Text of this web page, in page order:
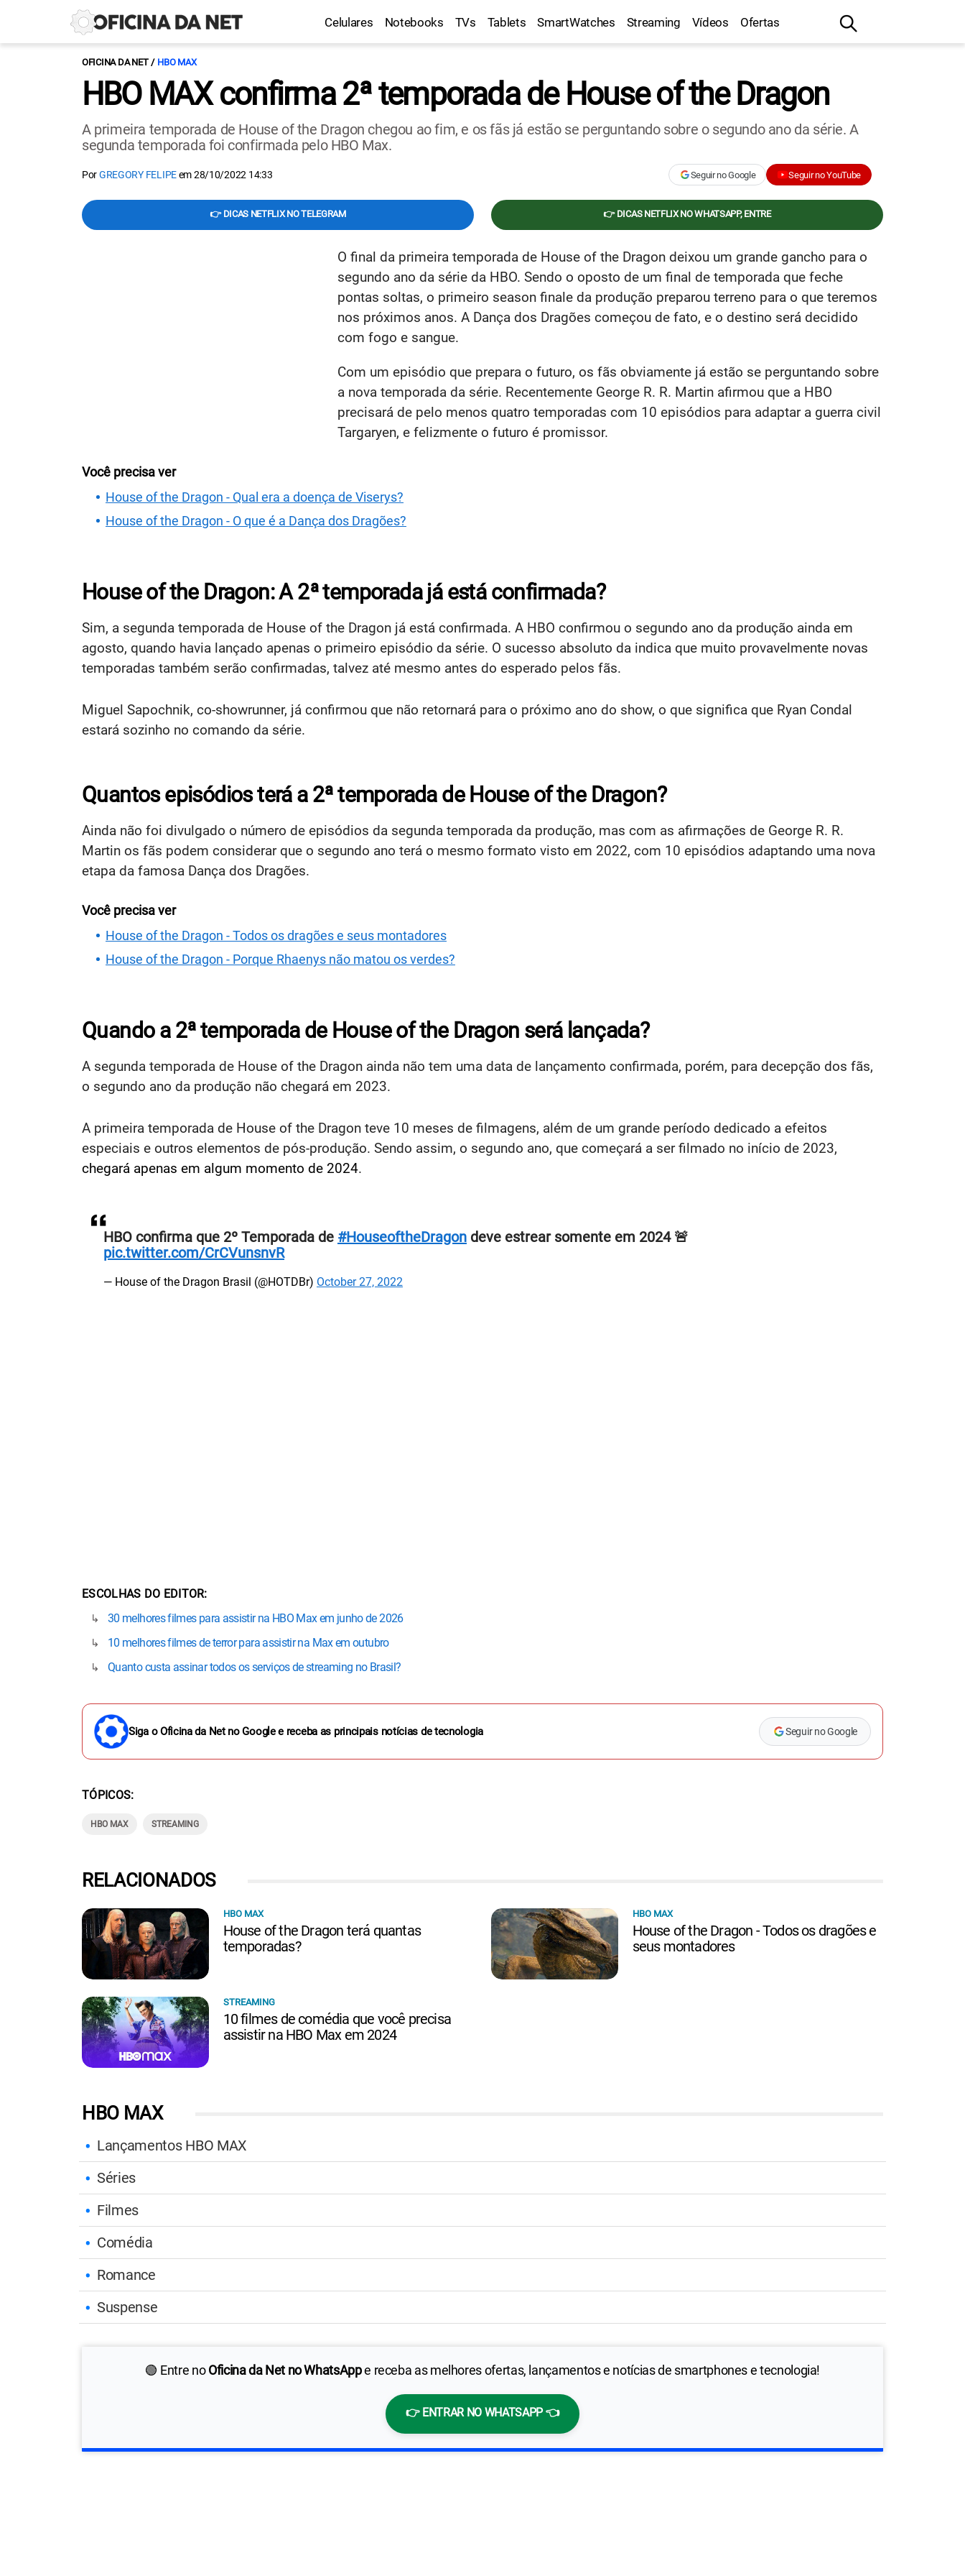
Celulares Notebooks TVs Tablets SmartWatches Streaming Vídeos Ofertas
OFICINA DA NET HBO MAX
HBO MAX confirma 2ª temporada de House of the Dragon
A primeira temporada de House of the Dragon chegou ao fim, e os fãs já estão se perguntando sobre o segundo ano da série. A
segunda temporada foi confirmada pelo HBO Max.
PorGREGORY FELIPEem28/10/2022 14:33 Seguir no Google Seguir no YouTube
👉 DICAS NETFLIX NO TELEGRAM 👉 DICAS NETFLIX NO WHATSAPP, ENTRE
O final da primeira temporada de House of the Dragon deixou um grande gancho para o
segundo ano da série da HBO. Sendo o oposto de um final de temporada que feche
pontas soltas, o primeiro season finale da produção preparou terreno para o que teremos
nos próximos anos. A Dança dos Dragões começou de fato, e o destino será decidido
com fogo e sangue.
Com um episódio que prepara o futuro, os fãs obviamente já estão se perguntando sobre
a nova temporada da série. Recentemente George R. R. Martin afirmou que a HBO
precisará de pelo menos quatro temporadas com 10 episódios para adaptar a guerra civil
Targaryen, e felizmente o futuro é promissor.
Você precisa ver
House of the Dragon - Qual era a doença de Viserys?
House of the Dragon - O que é a Dança dos Dragões?
House of the Dragon: A 2ª temporada já está confirmada?
Sim, a segunda temporada de House of the Dragon já está confirmada. A HBO confirmou o segundo ano da produção ainda em
agosto, quando havia lançado apenas o primeiro episódio da série. O sucesso absoluto da indica que muito provavelmente novas
temporadas também serão confirmadas, talvez até mesmo antes do esperado pelos fãs.
Miguel Sapochnik, co-showrunner, já confirmou que não retornará para o próximo ano do show, o que significa que Ryan Condal
estará sozinho no comando da série.
Quantos episódios terá a 2ª temporada de House of the Dragon?
Ainda não foi divulgado o número de episódios da segunda temporada da produção, mas com as afirmações de George R. R.
Martin os fãs podem considerar que o segundo ano terá o mesmo formato visto em 2022, com 10 episódios adaptando uma nova
etapa da famosa Dança dos Dragões.
Você precisa ver
House of the Dragon - Todos os dragões e seus montadores
House of the Dragon - Porque Rhaenys não matou os verdes?
Quando a 2ª temporada de House of the Dragon será lançada?
A segunda temporada de House of the Dragon ainda não tem uma data de lançamento confirmada, porém, para decepção dos fãs,
o segundo ano da produção não chegará em 2023.
A primeira temporada de House of the Dragon teve 10 meses de filmagens, além de um grande período dedicado a efeitos
especiais e outros elementos de pós-produção. Sendo assim, o segundo ano, que começará a ser filmado no início de 2023,
chegará apenas em algum momento de 2024.
HBO confirma que 2º Temporada de #HouseoftheDragon deve estrear somente em 2024 🚨
pic.twitter.com/CrCVunsnvR
— House of the Dragon Brasil (@HOTDBr) October 27, 2022
ESCOLHAS DO EDITOR
30 melhores filmes para assistir na HBO Max em junho de 2026
10 melhores filmes de terror para assistir na Max em outubro
Quanto custa assinar todos os serviços de streaming no Brasil?
Siga o Oficina da Net no Google e receba as principais notícias de tecnologia Seguir no Google
TÓPICOS
HBO MAX STREAMING
HBO MAX
Lançamentos HBO MAX
Séries
Filmes
Comédia
Romance
Suspense
🟢 Entre noOficina da Net no WhatsAppe receba as melhores ofertas, lançamentos e notícias de smartphones e tecnologia!
👉 ENTRAR NO WHATSAPP 👈
RELACIONADOS
HBO MAX
House of the Dragon terá quantas
temporadas?
HBO MAX
House of the Dragon - Todos os dragões e
seus montadores
STREAMING
10 filmes de comédia que você precisa
assistir na HBO Max em 2024